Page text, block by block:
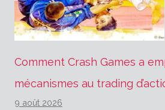
Comment Crash Games a
mécanismes au trading
9 août 2026